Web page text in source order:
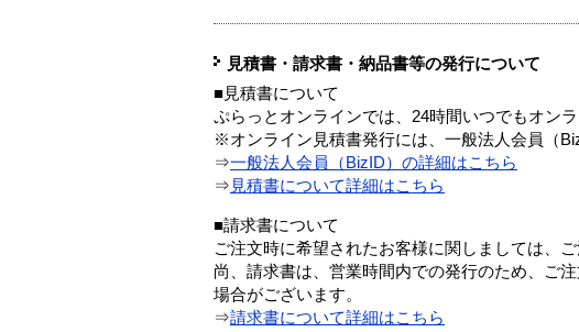
見積書・請求書・納品書等の発行について
■見積書について
ぷらっとオンラインでは、24時間いつでもオン
※オンライン見積書発行には、一般法人会員（
⇒一般法人会員（BizID）の詳細はこちら
⇒ 見積書について詳細はこちら
■請求書について
ご注文時に希望されたお客様に関しましては、
尚、請求書は、営業時間内での発行のため、ご
場合がございます。
⇒請求書について詳細はこちら